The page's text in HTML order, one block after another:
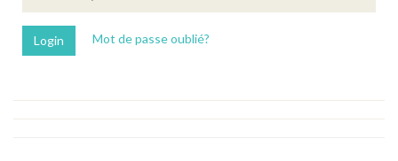
Mot de passe oublié?